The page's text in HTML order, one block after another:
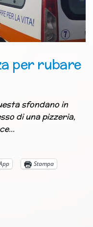
per rubare
sfondano in
di una pizzeria,
Stampa